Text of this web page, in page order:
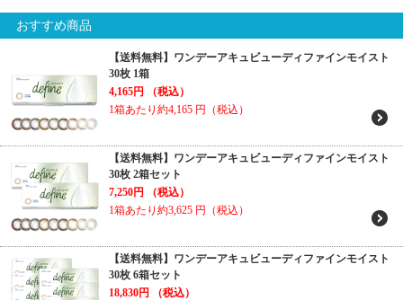
おすすめ商品
【送料無料】ワンデーアキュビューディファインモイスト
30枚 1箱
4,165円
（税込）
1箱あたり約4,165 円（税込）
【送料無料】ワンデーアキュビューディファインモイスト
30枚 2箱セット
7,250円
（税込）
1箱あたり約3,625 円（税込）
【送料無料】ワンデーアキュビューディファインモイスト
30枚 6箱セット
18,830円
（税込）